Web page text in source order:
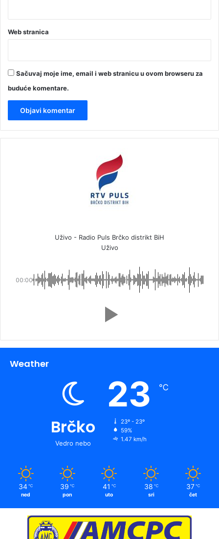
Web stranica
Sačuvaj moje ime, email i web stranicu u ovom browseru za
buduće komentare.
Uživo - Radio Puls Brčko distrikt BiH
Uživo
00:00
Weather
Brčko
Vedro nebo
23 ℃
23º - 23º
59%
1.47 km/h
34 ℃
ned
39 ℃
pon
41 ℃
uto
38 ℃
sri
37 ℃
čet